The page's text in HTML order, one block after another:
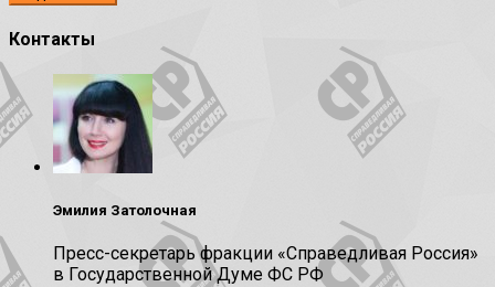
Контакты
Эмилия Затолочная
Пресс-секретарь фракции «Справедливая Россия»
в Государственной Думе ФС РФ